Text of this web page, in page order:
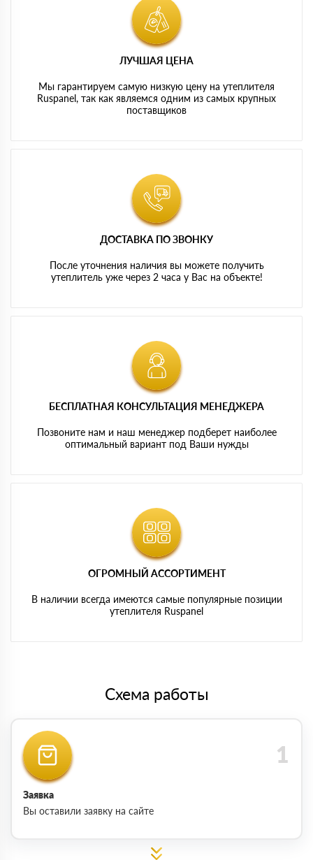
ЛУЧШАЯ ЦЕНА
Мы гарантируем самую низкую цену на утеплителя
Ruspanel, так как являемся одним из самых крупных
поставщиков
ДОСТАВКА ПО ЗВОНКУ
После уточнения наличия вы можете получить
утеплитель уже через 2 часа у Вас на объекте!
БЕСПЛАТНАЯ КОНСУЛЬТАЦИЯ МЕНЕДЖЕРА
Позвоните нам и наш менеджер подберет наиболее
оптимальный вариант под Ваши нужды
ОГРОМНЫЙ АССОРТИМЕНТ
В наличии всегда имеются самые популярные позиции
утеплителя Ruspanel
Схема работы
Заявка
Вы оставили заявку на сайте